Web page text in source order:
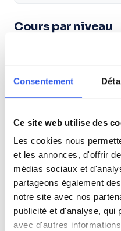
Consentement
Ce site web utilise des
Les cookies nous
et les annonces, d'offrir
médias sociaux et
partageons également
notre site avec nos
publicité et d'analyse, qui
avec d'autres
Cours par niveau
Tous les cours
tous les cours à
Autres lycées à
Lycée polyvalent Jules